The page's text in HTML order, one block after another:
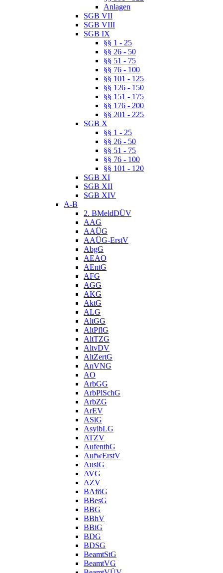
Anlagen
SGB VII
SGB VIII
SGB IX
§§ 1 - 25
§§ 26 - 50
§§ 51 - 75
§§ 76 - 100
§§ 101 - 125
§§ 126 - 150
§§ 151 - 175
§§ 176 - 200
§§ 201 - 225
SGB X
§§ 1 - 25
§§ 26 - 50
§§ 51 - 75
§§ 76 - 100
§§ 101 - 120
SGB XI
SGB XII
SGB XIV
A-B
2. BMeldDÜV
AAG
AAÜG
AAÜG-ErstV
AbgG
AEAO
AEntG
AFG
AGG
AKG
AktG
ALG
AltGG
AltPflG
AltTZG
AltvDV
AltZertG
AnVNG
AO
ArbGG
ArbPlSchG
ArbZG
ArEV
ASiG
AsylbLG
ATZV
AufenthG
AufwErstV
AuslG
AVG
AZV
BAföG
BBesG
BBG
BBhV
BBiG
BDG
BDSG
BeamtStG
BeamtVG